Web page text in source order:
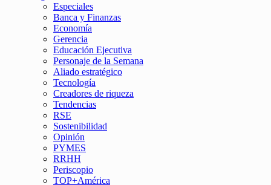
Especiales
Banca y Finanzas
Economía
Gerencia
Educación Ejecutiva
Personaje de la Semana
Aliado estratégico
Tecnología
Creadores de riqueza
Tendencias
RSE
Sostenibilidad
Opinión
PYMES
RRHH
Periscopio
TOP+América